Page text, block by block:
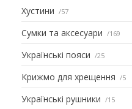
Хустини 57
Сумки та аксесуари 169
Українські пояси 25
Крижмо для хрещення 5
Українські рушники 15